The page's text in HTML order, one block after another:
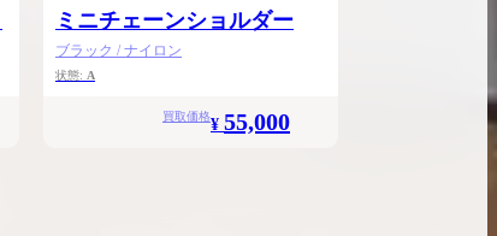
ミニチェーンショルダー
ブラック / ナイロン
状態: A
買取価格¥ 55,000